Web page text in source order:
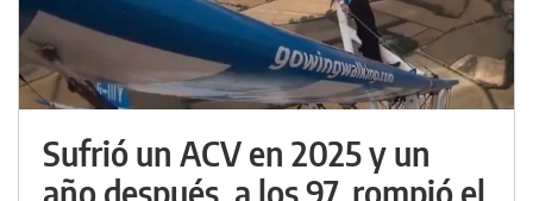
Sufrió un ACV en 2025 y un
año después, a los 97, rompió el